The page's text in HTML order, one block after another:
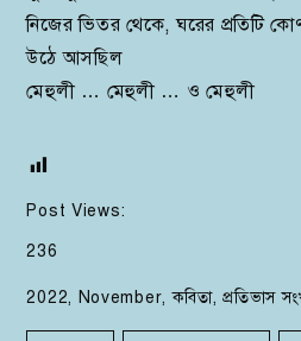
নিজের ভিতর থেকে, ঘরের প্রতিটি
উঠে আসছিল
মেহুলী … মেহুলী … ও মেহুলী
Post Views:
236
2022, November,কবিতা,প্রতিভাস